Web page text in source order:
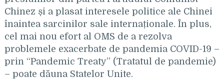
Chinez și a plasat interesele politice ale Chinei
înaintea sarcinilor sale internaționale. În plus,
cel mai nou efort al OMS de a rezolva
problemele exacerbate de pandemia COVID-19 –
prin “Pandemic Treaty” (Tratatul de pandemie)
– poate dăuna Statelor Unite.